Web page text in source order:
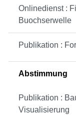
Onlinedienst :
Buochserwelle
Publikation :
Abstimmung
Publikation :
Visualisierung